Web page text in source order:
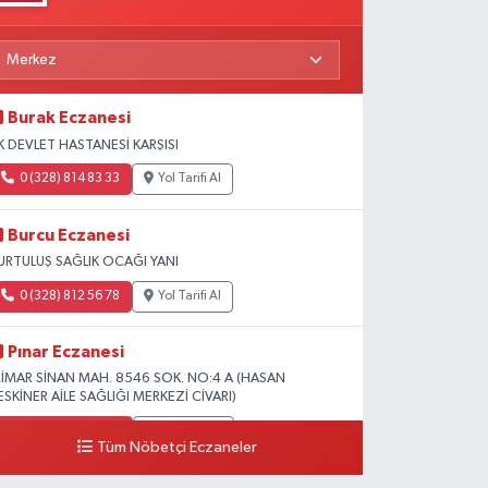
Burak Eczanesi
DEVLET HASTANESİ KARŞISI
0 (328) 814 83 33 Yol Tarifi Al
Burcu Eczanesi
SAĞLIK OCAĞI YANI
0 (328) 812 56 78 Yol Tarifi Al
Pınar Eczanesi
SİNAN MAH. 8546 SOK. NO:4 A (HASAN
AİLE SAĞLIĞI MERKEZİ CİVARI)
Tüm Nöbetçi Eczaneler